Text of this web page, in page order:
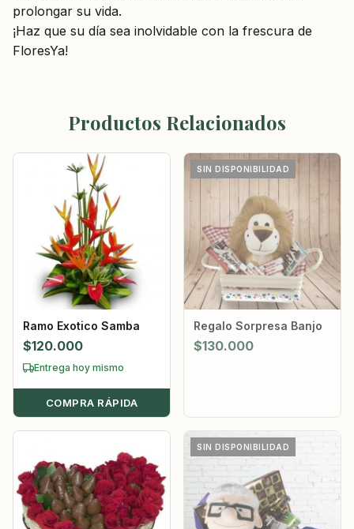
prolongar su vida.
¡Haz que su día sea inolvidable con la frescura de
FloresYa!
Productos Relacionados
Ramo Exotico Samba
$120.000
Entrega hoy mismo
COMPRA RÁPIDA
SIN DISPONIBILIDAD
Regalo Sorpresa Banjo
$130.000
SIN DISPONIBILIDAD